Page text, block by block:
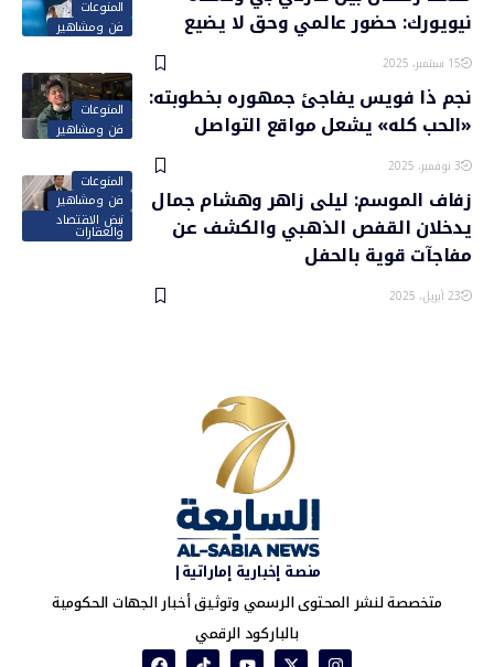
المنوعات
فن ومشاهير
نيويورك: حضور عالمي وحق لا يضيع
15 سبتمبر، 2025
المنوعات
فن ومشاهير
نجم ذا فويس يفاجئ جمهوره بخطوبته:
«الحب كله» يشعل مواقع التواصل
3 نوفمبر، 2025
المنوعات
فن ومشاهير
نبض الاقتصاد
والعقارات
زفاف الموسم: ليلى زاهر وهشام جمال
يدخلان القفص الذهبي والكشف عن
مفاجآت قوية بالحفل
23 أبريل، 2025
منصة إخبارية إماراتية|
متخصصة لنشر المحتوى الرسمي وتوثيق أخبار الجهات الحكومية
بالباركود الرقمي